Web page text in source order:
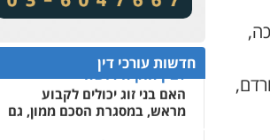
שירותים מקצועיים לעורכי
דין
0522508109
אחסון אתרים
מהירות הגנה גיבוי
תמיכה שירותים מקצועיים
חדשות עורכי דין
מע"מ ומוסדות ללא כוונת רווח
המתח שבין חוק יחסי ממון
לבין חוק הירושה
האם בני זוג יכולים לקבוע
מראש, במסגרת הסכם ממון, גם